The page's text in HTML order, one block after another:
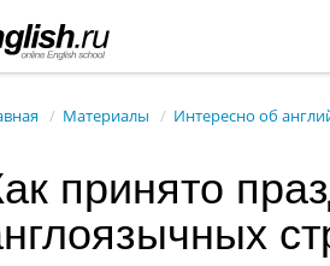
Материалы Интересно об
принято